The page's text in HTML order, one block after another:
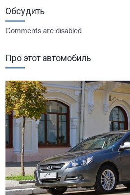
Обсудить
Comments are disabled
Про этот автомобиль